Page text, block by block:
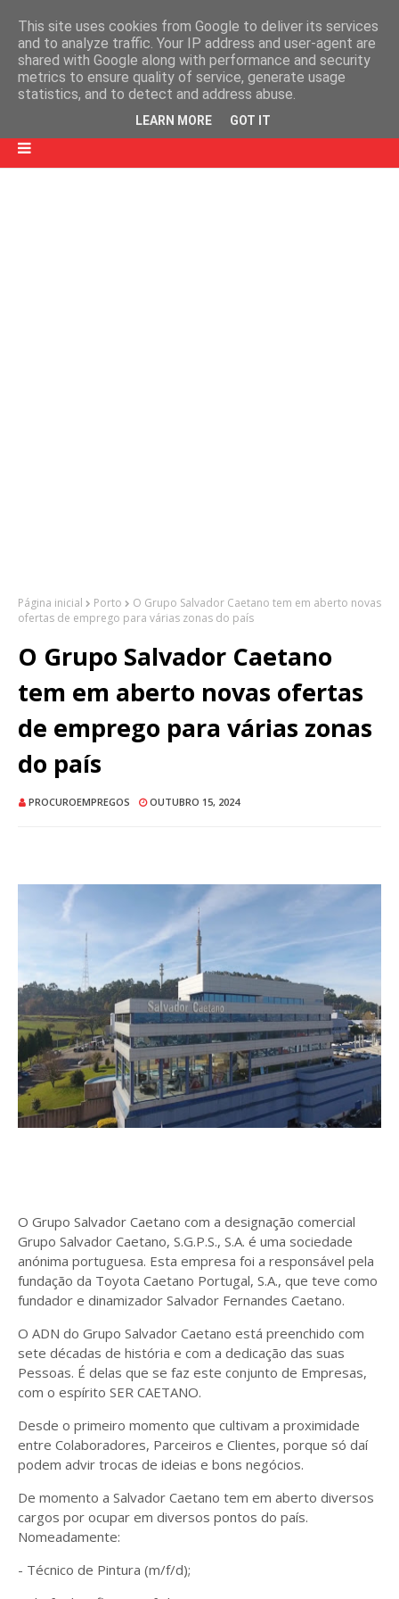
Página inicial Porto
O Grupo Salvador Caetano tem em aberto novas
ofertas de emprego para várias zonas do país
O Grupo Salvador Caetano
tem em aberto novas ofertas
de emprego para várias zonas
do país
PROCUROEMPREGOS OUTUBRO 15, 2024
O Grupo Salvador Caetano com a designação comercial
Grupo Salvador Caetano, S.G.P.S., S.A. é uma sociedade
anónima portuguesa. Esta empresa foi a responsável pela
fundação da Toyota Caetano Portugal, S.A., que teve como
fundador e dinamizador Salvador Fernandes Caetano.
O ADN do Grupo Salvador Caetano está preenchido com
sete décadas de história e com a dedicação das suas
Pessoas. É delas que se faz este conjunto de Empresas,
com o espírito SER CAETANO.
Desde o primeiro momento que cultivam a proximidade
entre Colaboradores, Parceiros e Clientes, porque só daí
podem advir trocas de ideias e bons negócios.
De momento a Salvador Caetano tem em aberto diversos
cargos por ocupar em diversos pontos do país.
Nomeadamente:
- Técnico de Pintura (m/f/d);
This site uses cookies from Google to deliver its services
and to analyze traffic. Your IP address and user-agent are
shared with Google along with performance and security
metrics to ensure quality of service, generate usage
statistics, and to detect and address abuse.
LEARN MORE GOT IT